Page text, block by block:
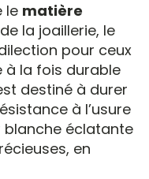
le matière
la joaillerie, le
pour ceux
à la fois durable
destiné à durer
à l’usure
blanche éclatante
en